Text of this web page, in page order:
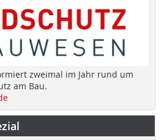
zweimal im Jahr rund um
am Bau.